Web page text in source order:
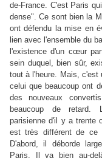
de-France. C'est Paris
dense". Ce sont bien la
ont défendu la mise en
lien avec l'ensemble du
l'existence d'un cœur
sein duquel, bien sûr,
tout à l'heure. Mais,
celui que beaucoup ont
des nouveaux
beaucoup de retard.
parisienne d'il y a trente
est très différent de ce
D'abord, il déborde
Paris. Il va bien au-